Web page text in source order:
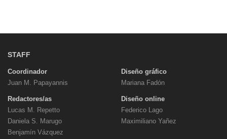
STAFF
Coordinador
Juan M. Papayannis
Redactores/as
Lucas M. Repetto
Daniela S. Marugo
Benjamín Vázquez
Diseño gráfico
Mariana Fadón
Diseño online
Federico Lago
Maximiliano Yañez